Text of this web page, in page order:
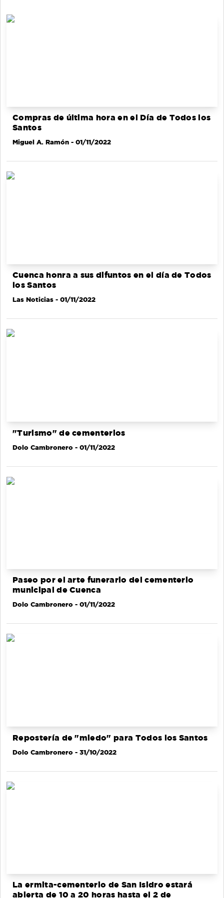
Compras de última hora en el Día de Todos los
Santos
Miguel A. Ramón - 01/11/2022
Cuenca honra a sus difuntos en el día de Todos
los Santos
Las Noticias - 01/11/2022
"Turismo" de cementerios
Dolo Cambronero - 01/11/2022
Paseo por el arte funerario del cementerio
municipal de Cuenca
Dolo Cambronero - 01/11/2022
Repostería de "miedo" para Todos los Santos
Dolo Cambronero - 31/10/2022
La ermita-cementerio de San Isidro estará
abierta de 10 a 20 horas hasta el 2 de